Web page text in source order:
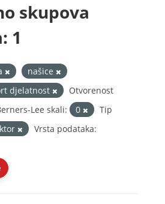
skupova
1
našice
djelatnost
Otvorenost
Lee skali:
0
Tip
Vrsta podataka: